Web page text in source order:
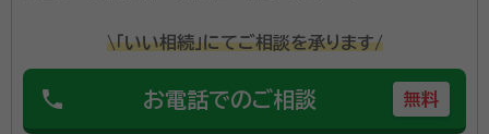
得意とする神戸市垂水区にある行政書士事務所です。
当事務所の経営理念は、どなたでも安心して、気軽にご
利用頂けるサービスのご提供です。「遺言・相続」に関す
\「いい相続」にてご相談を承ります/
phone お電話でのご相談 無料